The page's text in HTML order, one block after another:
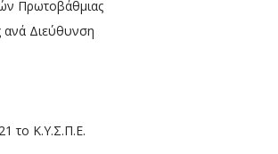
Πρωτοβάθμιας
ανά Διεύθυνση
το Κ.Υ.Σ.Π.Ε.